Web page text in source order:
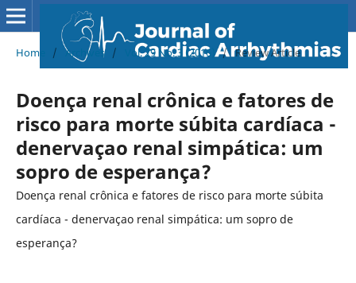
Home / Archives / Vol. 29 No. 3 (2016) / Review Article
Doença renal crônica e fatores de
risco para morte súbita cardíaca -
denervaçao renal simpática: um
sopro de esperança?
Doença renal crônica e fatores de risco para morte súbita
cardíaca - denervaçao renal simpática: um sopro de
esperança?